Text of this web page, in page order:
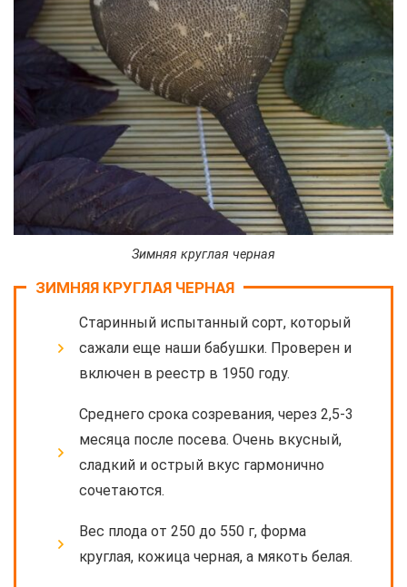
Зимняя круглая черная
ЗИМНЯЯ КРУГЛАЯ ЧЕРНАЯ
Старинный испытанный сорт, который
сажали еще наши бабушки. Проверен и
включен в реестр в 1950 году.
Среднего срока созревания, через 2,5-3
месяца после посева. Очень вкусный,
сладкий и острый вкус гармонично
сочетаются.
Вес плода от 250 до 550 г, форма
круглая, кожица черная, а мякоть белая.